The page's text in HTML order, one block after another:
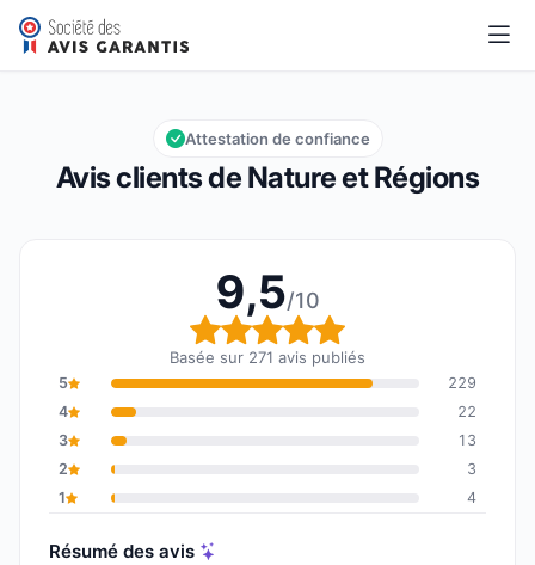
Nature et Régions
Note globale : 9,5 sur 10
9,5/10
Avis clients de Nature et Régions
Attestation de confiance
9,5/10
Note globale : 9,5 sur
Basée sur 271 avis publiés
5
229
4
22
3
13
2
3
1
4
Résumé des avis